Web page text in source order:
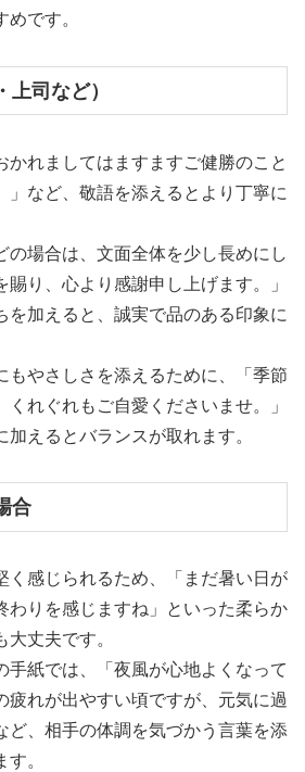
です。
上司など）
かれましてはますますご健勝のこと
」など、敬語を添えるとより丁寧に
の場合は、文面全体を少し長めにし
賜り、心より感謝申し上げます。」
を加えると、誠実で品のある印象に
もやさしさを添えるために、「季節
れぐれもご自愛くださいませ。」
えるとバランスが取れます。
合
く感じられるため、「まだ暑い日が
わりを感じますね」といった柔らか
丈夫です。
手紙では、「夜風が心地よくなって
疲れが出やすい頃ですが、元気に過
ど、相手の体調を気づかう言葉を添
。